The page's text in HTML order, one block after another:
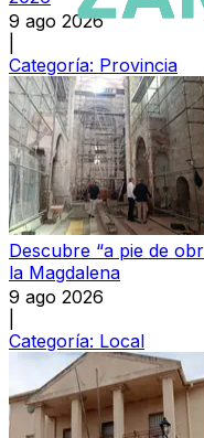
9 ago 2026
Categoría: Provincia
Descubre “a pie de
la Magdalena
9 ago 2026
Categoría: Local